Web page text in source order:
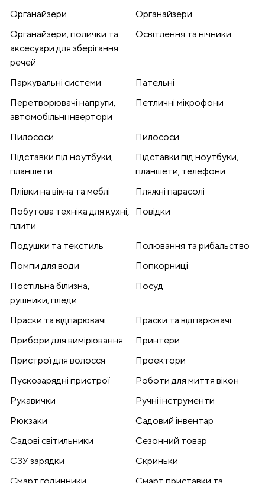
Органайзери
Органайзери
Органайзери, полички та
аксесуари для зберігання
речей
Освітлення та нічники
Паркувальні системи
Пательні
Перетворювачі напруги,
автомобільні інвертори
Петличні мікрофони
Пилососи
Пилососи
Підставки під ноутбуки,
планшети
Підставки під ноутбуки,
планшети, телефони
Плівки на вікна та меблі
Пляжні парасолі
Побутова техніка для кухні,
плити
Повідки
Подушки та текстиль
Полювання та рибальство
Помпи для води
Попкорниці
Постільна білизна,
рушники, пледи
Посуд
Праски та відпарювачі
Праски та відпарювачі
Прибори для вимірювання
Принтери
Пристрої для волосся
Проектори
Пускозарядні пристрої
Роботи для миття вікон
Рукавички
Ручні інструменти
Рюкзаки
Садовий інвентар
Садові світильники
Сезонний товар
СЗУ зарядки
Скриньки
Смарт годинники
Смарт приставки та